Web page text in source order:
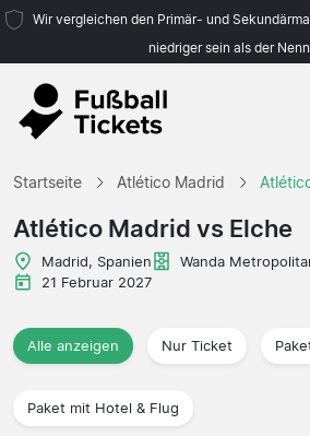
Wir vergleichen den Primär- und
niedriger sein als der
Startseite Atlético Madrid
Atlético Madrid vs Elche
Madrid, Spanien Wanda
21 Februar 2027
Alle anzeigen Nur Ticket
Paket mit Hotel & Flug